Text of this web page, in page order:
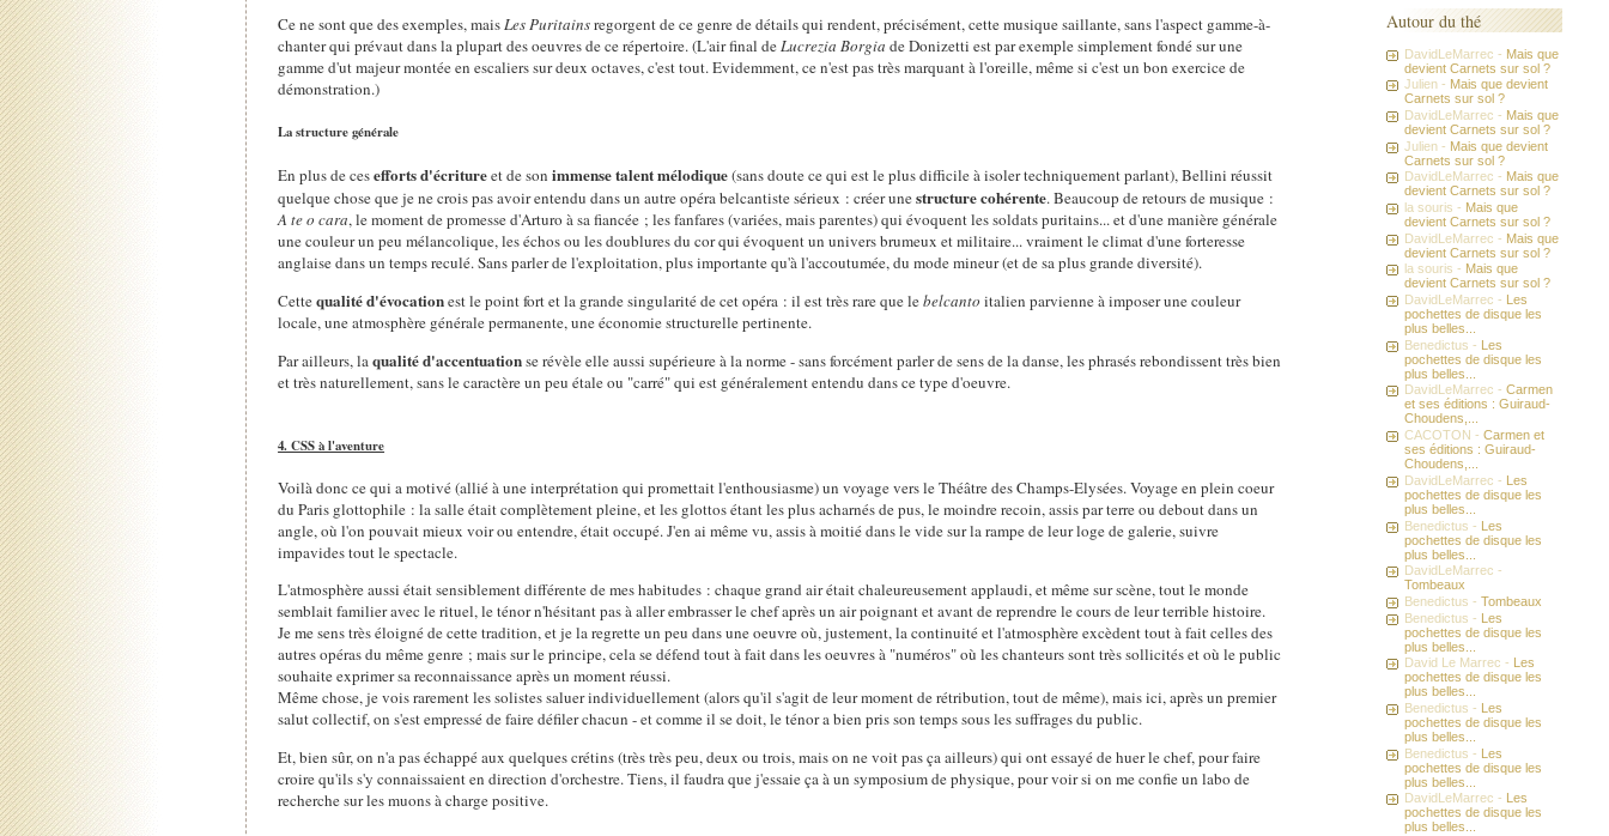
Ce ne sont que des exemples, maisLes Puritainsregorgent de ce genre de détails qui rendent, précisément, cette musique saillante, sans l'aspect gamme-à-
chanter qui prévaut dans la plupart des oeuvres de ce répertoire. (L'air final deLucrezia Borgia de Donizetti est par exemple simplement fondé sur une
gamme d'ut majeur montée en escaliers sur deux octaves, c'est tout. Evidemment, ce n'est pas très marquant à l'oreille, même si c'est un bon exercice de
démonstration.)
La structure générale
En plus de cesefforts d'écritureet de sonimmense talent mélodique(sans doute ce qui est le plus difficile à isoler techniquement parlant), Bellini réussit
quelque chose que je ne crois pas avoir entendu dans un autre opéra belcantiste sérieux : créer unestructure cohérente. Beaucoup de retours de musique :
A te o cara, le moment de promesse d'Arturo à sa fiancée ; les fanfares (variées, mais parentes) qui évoquent les soldats puritains... et d'une manière générale
une couleur un peu mélancolique, les échos ou les doublures du cor qui évoquent un univers brumeux et militaire... vraiment le climat d'une forteresse
anglaise dans un temps reculé. Sans parler de l'exploitation, plus importante qu'à l'accoutumée, du mode mineur (et de sa plus grande diversité).
Cettequalité d'évocationest le point fort et la grande singularité de cet opéra : il est très rare que lebelcanto italien parvienne à imposer une couleur
locale, une atmosphère générale permanente, une économie structurelle pertinente.
Par ailleurs, laqualité d'accentuationse révèle elle aussi supérieure à la norme - sans forcément parler de sens de la danse, les phrasés rebondissent très bien
et très naturellement, sans le caractère un peu étale ou "carré" qui est généralement entendu dans ce type d'oeuvre.
4. CSS à l'aventure
Voilà donc ce qui a motivé (allié à une interprétation qui promettait l'enthousiasme) un voyage vers le Théâtre des Champs-Elysées. Voyage en plein coeur
du Paris glottophile : la salle était complètement pleine, et les glottos étant les plus acharnés de pus, le moindre recoin, assis par terre ou debout dans un
angle, où l'on pouvait mieux voir ou entendre, était occupé. J'en ai même vu, assis à moitié dans le vide sur la rampe de leur loge de galerie, suivre
impavides tout le spectacle.
L'atmosphère aussi était sensiblement différente de mes habitudes : chaque grand air était chaleureusement applaudi, et même sur scène, tout le monde
semblait familier avec le rituel, le ténor n'hésitant pas à aller embrasser le chef après un air poignant et avant de reprendre le cours de leur terrible histoire.
Je me sens très éloigné de cette tradition, et je la regrette un peu dans une oeuvre où, justement, la continuité et l'atmosphère excèdent tout à fait celles des
autres opéras du même genre ; mais sur le principe, cela se défend tout à fait dans les oeuvres à "numéros" où les chanteurs sont très sollicités et où le public
souhaite exprimer sa reconnaissance après un moment réussi.
Même chose, je vois rarement les solistes saluer individuellement (alors qu'il s'agit de leur moment de rétribution, tout de même), mais ici, après un premier
salut collectif, on s'est empressé de faire défiler chacun - et comme il se doit, le ténor a bien pris son temps sous les suffrages du public.
Et, bien sûr, on n'a pas échappé aux quelques crétins (très très peu, deux ou trois, mais on ne voit pas ça ailleurs) qui ont essayé de huer le chef, pour faire
croire qu'ils s'y connaissaient en direction d'orchestre. Tiens, il faudra que j'essaie ça à un symposium de physique, pour voir si on me confie un labo de
recherche sur les muons à charge positive.
Autour du thé
DavidLeMarrec - Mais que
devient Carnets sur sol ?
Julien - Mais que devient
Carnets sur sol ?
DavidLeMarrec - Mais que
devient Carnets sur sol ?
Julien - Mais que devient
Carnets sur sol ?
DavidLeMarrec - Mais que
devient Carnets sur sol ?
la souris - Mais que
devient Carnets sur sol ?
DavidLeMarrec - Mais que
devient Carnets sur sol ?
la souris - Mais que
devient Carnets sur sol ?
DavidLeMarrec - Les
pochettes de disque les
plus belles...
Benedictus - Les
pochettes de disque les
plus belles...
DavidLeMarrec -Carmen
et ses éditions : Guiraud-
Choudens,...
CACOTON -Carmen et
ses éditions : Guiraud-
Choudens,...
DavidLeMarrec - Les
pochettes de disque les
plus belles...
Benedictus - Les
pochettes de disque les
plus belles...
DavidLeMarrec -
Tombeaux
Benedictus -Tombeaux
Benedictus - Les
pochettes de disque les
plus belles...
David Le Marrec -
Les
pochettes de disque les
plus belles...
Benedictus - Les
pochettes de disque les
plus belles...
Benedictus - Les
pochettes de disque les
plus belles...
DavidLeMarrec -
Les
pochettes de disque les
plus belles...